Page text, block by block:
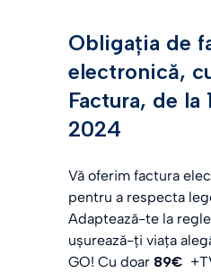
Obligația de
electronică,
Factura, de la
2024
Vă oferim factura
pentru a respecta
Adaptează-te la
ușurează-ți viața
GO! Cu doar 89€